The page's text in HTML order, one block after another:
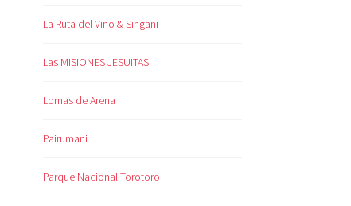
La Ruta del Vino & Singani
Las MISIONES JESUITAS
Lomas de Arena
Pairumani
Parque Nacional Torotoro